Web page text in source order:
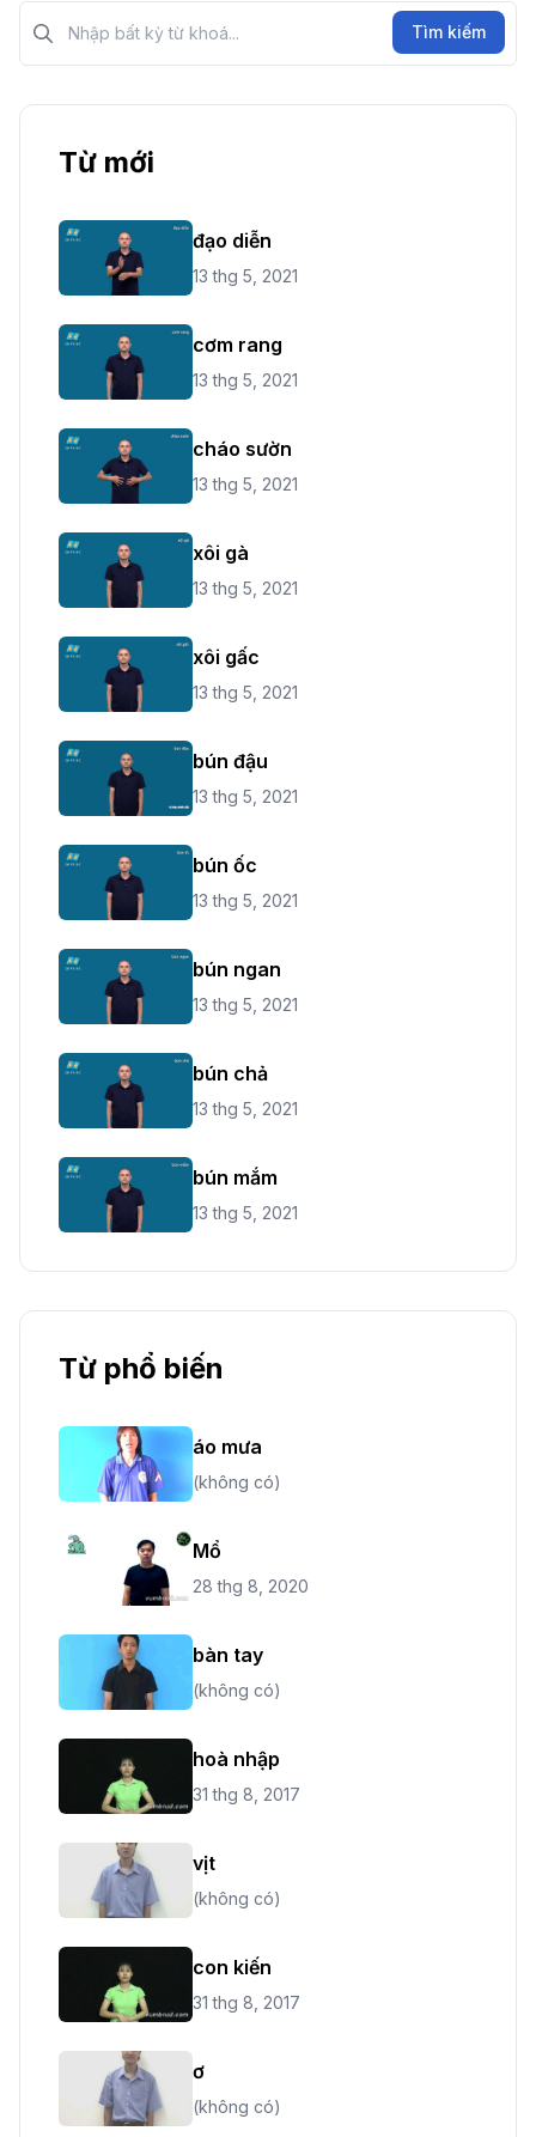
Tìm kiếm?>
Tìm kiếm
Từ mới
đạo diễn
13 thg 5, 2021
cơm rang
13 thg 5, 2021
cháo sườn
13 thg 5, 2021
xôi gà
13 thg 5, 2021
xôi gấc
13 thg 5, 2021
bún đậu
13 thg 5, 2021
bún ốc
13 thg 5, 2021
bún ngan
13 thg 5, 2021
bún chả
13 thg 5, 2021
bún mắm
13 thg 5, 2021
Từ phổ biến
áo mưa
(không có)
Mổ
28 thg 8, 2020
bàn tay
(không có)
hoà nhập
31 thg 8, 2017
vịt
(không có)
con kiến
31 thg 8, 2017
ơ
(không có)